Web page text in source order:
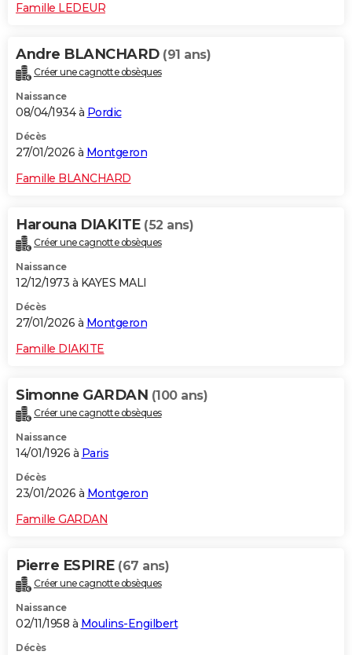
Famille LEDEUR
Andre BLANCHARD (91 ans)
Créer une cagnotte obsèques
Naissance
08/04/1934 à Pordic
Décès
27/01/2026 à Montgeron
Famille BLANCHARD
Harouna DIAKITE (52 ans)
Créer une cagnotte obsèques
Naissance
12/12/1973 à KAYES MALI
Décès
27/01/2026 à Montgeron
Famille DIAKITE
Simonne GARDAN (100 ans)
Créer une cagnotte obsèques
Naissance
14/01/1926 à Paris
Décès
23/01/2026 à Montgeron
Famille GARDAN
Pierre ESPIRE (67 ans)
Créer une cagnotte obsèques
Naissance
02/11/1958 à Moulins-Engilbert
Décès